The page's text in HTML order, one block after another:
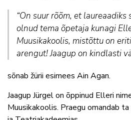
“On suur rõõm, et laureaadiks
olnud tema õpetaja kunagi
Muusikakoolis, mistõttu on
arengut! Jaagup on kindlasti
sõnab žürii esimees Ain Agan.
Jaagup Jürgel on õppinud Elleri
Muusikakoolis. Praegu omandab